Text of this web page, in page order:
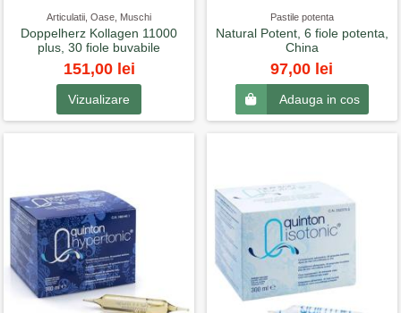
Articulatii, Oase, Muschi
Doppelherz Kollagen 11000
plus, 30 fiole buvabile
151,00 lei
Vizualizare
Pastile potenta
Natural Potent, 6 fiole potenta,
China
97,00 lei
Adauga in cos